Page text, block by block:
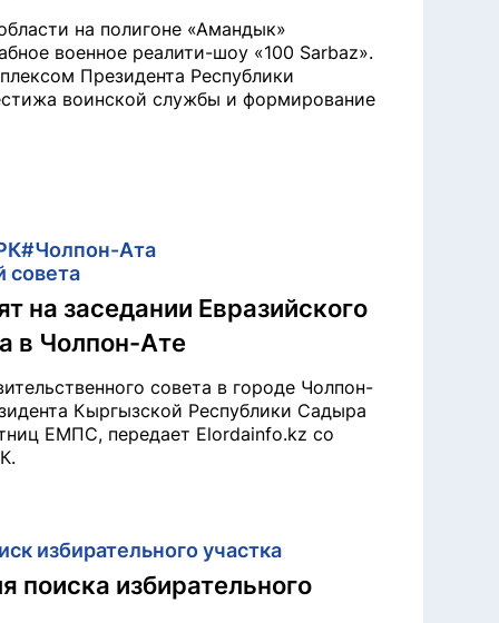
на полигоне «Амандык»
военное реалити-шоу «100 Sarbaz».
Президента Республики
воинской службы и формирование
#Чолпон-Ата
совета
на заседании Евразийского
в Чолпон-Ате
совета в городе Чолпон-
Кыргызской Республики Садыра
ЕМПС, передает Elordainfo.kz со
избирательного участка
поиска избирательного